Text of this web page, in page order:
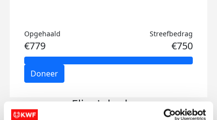
Opgehaald
€779
Streefbedrag
€750
Doneer
Eline's badges